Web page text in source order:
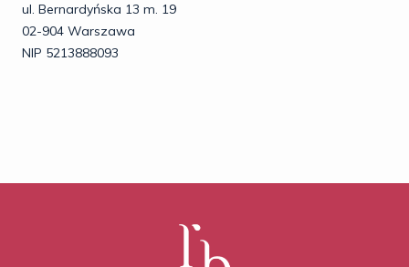
ul. Bernardyńska 13 m. 19
02-904 Warszawa
NIP 5213888093